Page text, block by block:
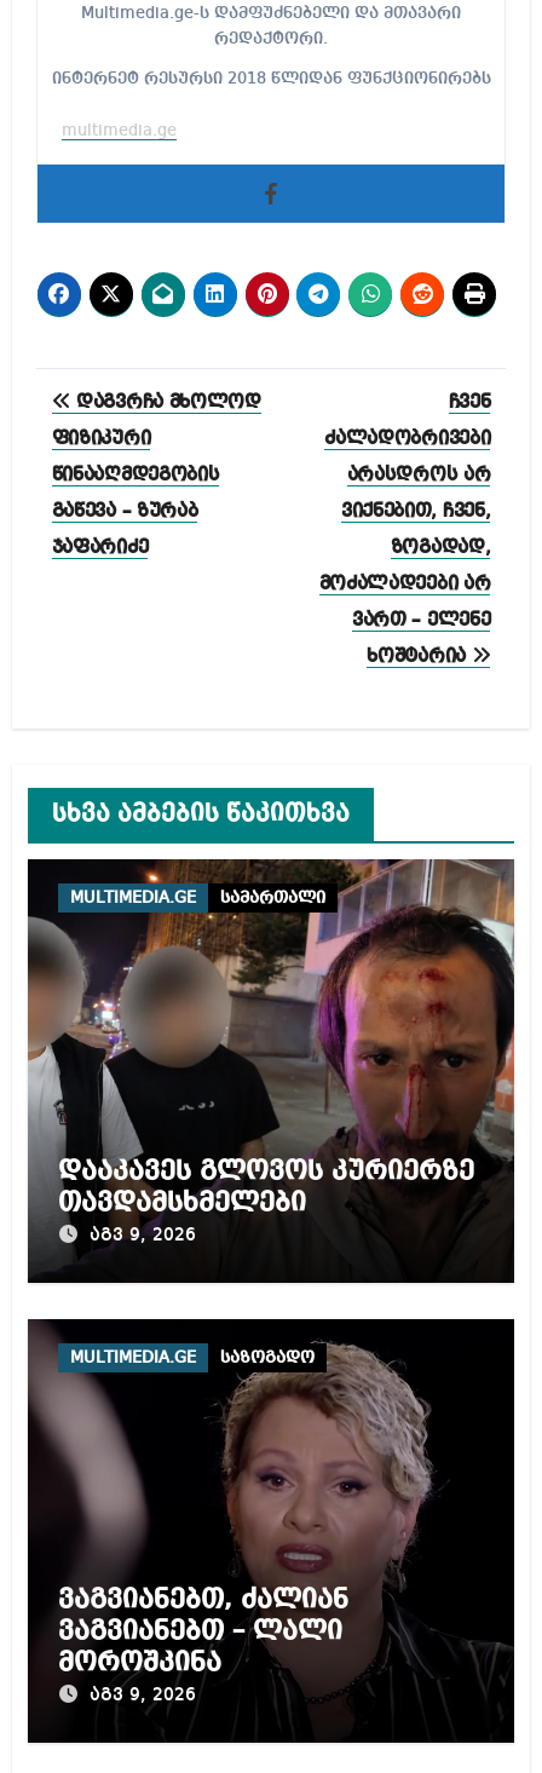
Multimedia.ge-ს დამფუძნებელი და მთავარი
რედაქტორი.
ინტერნეტ რესურსი 2018 წლიდან ფუნქციონირებს
multimedia.ge
პოსტის
ნავიგაცია
დაგვრჩა მხოლოდ
ფიზიკური
წინააღმდეგობის
გაწევა – ზურაბ
ჯაფარიძე
ჩვენ
ძალადობრივები
არასდროს არ
ვიქნებით, ჩვენ,
ზოგადად,
მოძალადეები არ
ვართ – ელენე
ხოშტარია
სხვა ამბების წაკითხვა
MULTIMEDIA.GE სამართალი
დააკავეს გლოვოს კურიერზე
თავდამსხმელები
აგვ 9, 2026
MULTIMEDIA.GE საზოგადო
ვაგვიანებთ, ძალიან
ვაგვიანებთ – ლალი
მოროშკინა
აგვ 9, 2026